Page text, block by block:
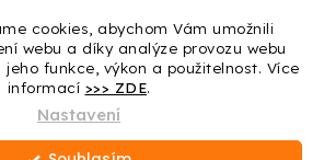
cookies, abychom Vám umožnili
webu a díky analýze provozu webu
funkce, výkon a použitelnost. Více
informací >>> ZDE.
Nastavení
Vytvořil Shoptet